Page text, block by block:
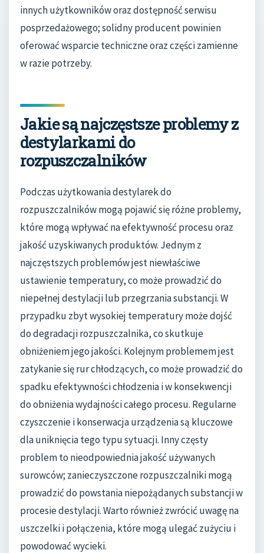
innych użytkowników oraz dostępność serwisu
posprzedażowego; solidny producent powinien
oferować wsparcie techniczne oraz części zamienne
w razie potrzeby.
Jakie są najczęstsze problemy z
destylarkami do
rozpuszczalników
Podczas użytkowania destylarek do
rozpuszczalników mogą pojawić się różne problemy,
które mogą wpływać na efektywność procesu oraz
jakość uzyskiwanych produktów. Jednym z
najczęstszych problemów jest niewłaściwe
ustawienie temperatury, co może prowadzić do
niepełnej destylacji lub przegrzania substancji. W
przypadku zbyt wysokiej temperatury może dojść
do degradacji rozpuszczalnika, co skutkuje
obniżeniem jego jakości. Kolejnym problemem jest
zatykanie się rur chłodzących, co może prowadzić do
spadku efektywności chłodzenia i w konsekwencji
do obniżenia wydajności całego procesu. Regularne
czyszczenie i konserwacja urządzenia są kluczowe
dla uniknięcia tego typu sytuacji. Inny częsty
problem to nieodpowiednia jakość używanych
surowców; zanieczyszczone rozpuszczalniki mogą
prowadzić do powstania niepożądanych substancji w
procesie destylacji. Warto również zwrócić uwagę na
uszczelki i połączenia, które mogą ulegać zużyciu i
powodować wycieki.